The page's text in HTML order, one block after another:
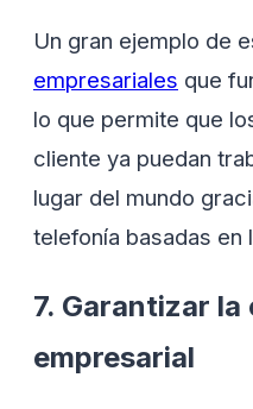
Un gran ejemplo de
empresariales que
lo que permite que
cliente ya puedan
lugar del mundo
telefonía basadas en
7. Garantizar
empresarial